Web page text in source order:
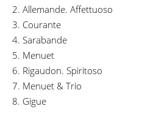
2. Allemande. Affettuoso
3. Courante
4. Sarabande
5. Menuet
6. Rigaudon. Spiritoso
7. Menuet & Trio
8. Gigue